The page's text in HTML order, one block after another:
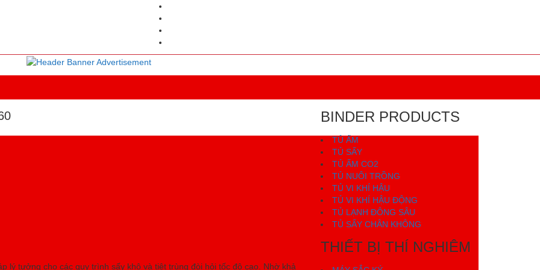
lý tưởng cho các quy trình sấy khô và tiệt trùng đòi hỏi tốc độ cao. Nhờ khả
BINDER PRODUCTS
TỦ ẤM
TỦ SẤY
TỦ ẤM CO2
TỦ NUÔI TRỒNG
TỦ VI KHÍ HẬU
TỦ VI KHÍ HẬU ĐỘNG
TỦ LẠNH ĐÔNG SÂU
TỦ SẤY CHÂN KHÔNG
THIẾT BỊ THÍ NGHIÊM